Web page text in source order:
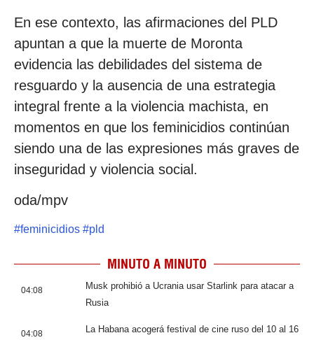
En ese contexto, las afirmaciones del PLD
apuntan a que la muerte de Moronta
evidencia las debilidades del sistema de
resguardo y la ausencia de una estrategia
integral frente a la violencia machista, en
momentos en que los feminicidios continúan
siendo una de las expresiones más graves de
inseguridad y violencia social.
oda/mpv
#feminicidios #pld
MINUTO A MINUTO
04:08
Musk prohibió a Ucrania usar Starlink para atacar a
Rusia
04:08
La Habana acogerá festival de cine ruso del 10 al 16